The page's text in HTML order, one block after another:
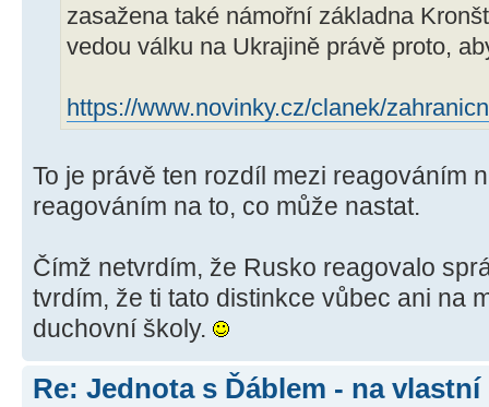
zasažena také námořní základna
vedou válku na Ukrajině právě proto,
https://www.novinky.cz/clanek/
To je právě ten rozdíl mezi reagováním
reagováním na to, co může nastat.
Čímž netvrdím, že Rusko reagovalo
tvrdím, že ti tato distinkce vůbec ani na
duchovní školy.
Re: Jednota s Ďáblem - na